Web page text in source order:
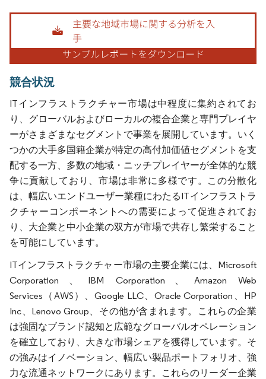
画像 © Mordor Intelligence。再利用にはCC BY 4.0の表示が必要です。
競合状況
ITインフラストラクチャー市場は中程度に集約されてお
り、グローバルおよびローカルの複合企業と専門プレイヤ
ーがさまざまなセグメントで事業を展開しています。いく
つかの大手多国籍企業が特定の高付加価値セグメントを支
配する一方、多数の地域・ニッチプレイヤーが全体的な競
争に貢献しており、市場は非常に多様です。この分散化
は、幅広いエンドユーザー業種にわたるITインフラストラ
クチャーコンポーネントへの需要によって促進されてお
り、大企業と中小企業の双方が市場で共存し繁栄すること
を可能にしています。
ITインフラストラクチャー市場の主要企業には、Microsoft
Corporation、IBM Corporation、Amazon Web
Services（AWS）、Google LLC、Oracle Corporation、HP
Inc、Lenovo Group、その他が含まれます。これらの企業
は強固なブランド認知と広範なグローバルオペレーション
を確立しており、大きな市場シェアを獲得しています。そ
の強みはイノベーション、幅広い製品ポートフォリオ、強
力な流通ネットワークにあります。これらのリーダー企業